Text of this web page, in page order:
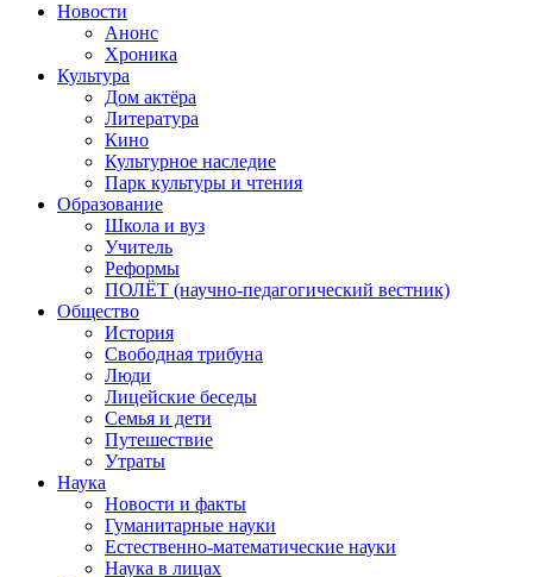
Новости
Анонс
Хроника
Культура
Дом актёра
Литература
Кино
Культурное наследие
Парк культуры и чтения
Образование
Школа и вуз
Учитель
Реформы
ПОЛЁТ (научно-педагогический вестник)
Общество
История
Свободная трибуна
Люди
Лицейские беседы
Семья и дети
Путешествие
Утраты
Наука
Новости и факты
Гуманитарные науки
Естественно-математические науки
Наука в лицах